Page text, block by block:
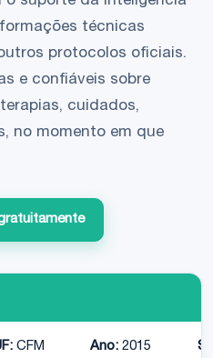
técnicas
protocolos oficiais.
e confiáveis sobre
cuidados,
no momento em que
CFM Ano: 2015